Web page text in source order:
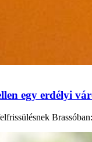
egy erdélyi